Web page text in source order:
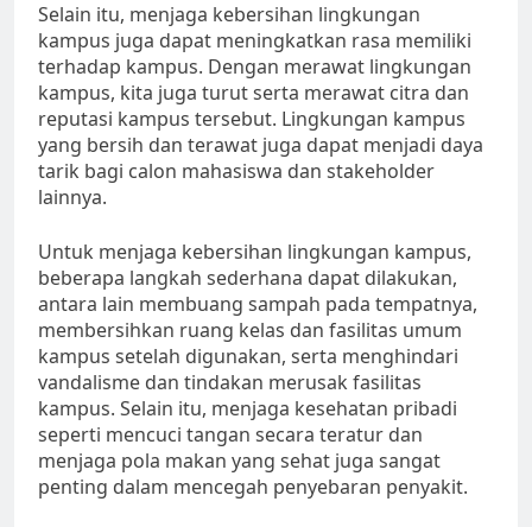
Selain itu, menjaga kebersihan lingkungan
kampus juga dapat meningkatkan rasa memiliki
terhadap kampus. Dengan merawat lingkungan
kampus, kita juga turut serta merawat citra dan
reputasi kampus tersebut. Lingkungan kampus
yang bersih dan terawat juga dapat menjadi daya
tarik bagi calon mahasiswa dan stakeholder
lainnya.
Untuk menjaga kebersihan lingkungan kampus,
beberapa langkah sederhana dapat dilakukan,
antara lain membuang sampah pada tempatnya,
membersihkan ruang kelas dan fasilitas umum
kampus setelah digunakan, serta menghindari
vandalisme dan tindakan merusak fasilitas
kampus. Selain itu, menjaga kesehatan pribadi
seperti mencuci tangan secara teratur dan
menjaga pola makan yang sehat juga sangat
penting dalam mencegah penyebaran penyakit.